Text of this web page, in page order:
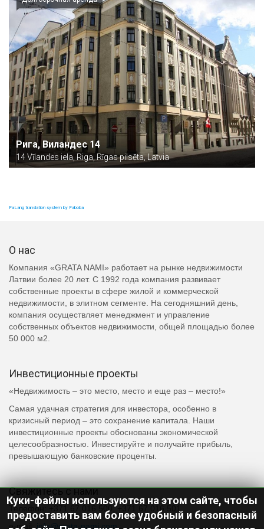
Рига, Виландес 14
14 Vīlandes iela, Riga, Rīgas pilsēta, Latvia
FaLang translation system by Faboba
О нас
Компания «GRATA NAMI» работает на рынке недвижимости
Латвии более 20 лет. С 1992 года компания развивает
собственные проекты в сфере жилой и коммерческой
недвижимости, в элитном сегменте. На сегодняшний день,
компания осуществляет менеджмент и управление
собственных объектов недвижимости, общей площадью более
50 000 м2.
Инвестиционные проекты
«Недвижимость – это место, место и еще раз – место!»
Самая удачная стратегия для инвестора, особенно в
кризисный период – это сохранение капитала. Наши
инвестиционные проекты обоснованы экономической
целесообразностью. Инвестируйте и получайте прибыль,
превышающую банковские проценты.
Свяжитесь с нами
Телефон: +371 67 016 500, +371 67 016 501
e-mail: info@grata-nami.com
Куки-файлы используются на этом сайте, чтобы
предоставить вам более удобный и безопасный